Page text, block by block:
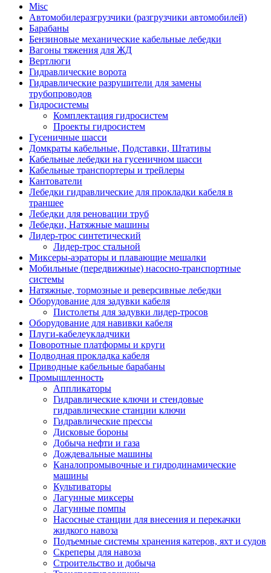
Misc
Автомобилеразгрузчики (разгрузчики автомобилей)
Барабаны
Бензиновые механические кабельные лебедки
Вагоны тяжения для ЖД
Вертлюги
Гидравлические ворота
Гидравлические разрушители для замены
трубопроводов
Гидросистемы
Комплектация гидросистем
Проекты гидросистем
Гусеничные шасси
Домкраты кабельные, Подставки, Штативы
Кабельные лебедки на гусеничном шасси
Кабельные транспортеры и трейлеры
Кантователи
Лебедки гидравлические для прокладки кабеля в
траншее
Лебедки для реновации труб
Лебедки, Натяжные машины
Лидер-трос синтетический
Лидер-трос стальной
Миксеры-аэраторы и плавающие мешалки
Мобильные (передвижные) насосно-транспортные
системы
Натяжные, тормозные и реверсивные лебедки
Оборудование для задувки кабеля
Пистолеты для задувки лидер-тросов
Оборудование для навивки кабеля
Плуги-кабелеукладчики
Поворотные платформы и круги
Подводная прокладка кабеля
Приводные кабельные барабаны
Промышленность
Аппликаторы
Гидравлические ключи и стендовые
гидравлические станции ключи
Гидравлические прессы
Дисковые бороны
Добыча нефти и газа
Дождевальные машины
Каналопромывочные и гидродинамические
машины
Культиваторы
Лагунные миксеры
Лагунные помпы
Насосные станции для внесения и перекачки
жидкого навоза
Подъемные системы хранения катеров, яхт и судов
Скреперы для навоза
Строительство и добыча